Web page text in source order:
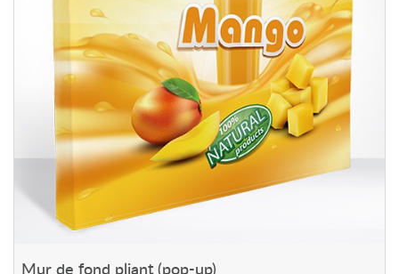
Mur de fond pliant (pop-up)